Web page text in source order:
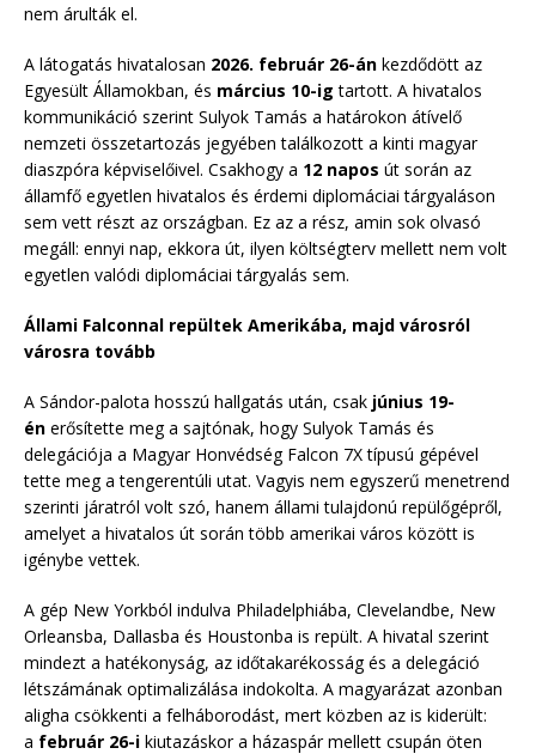
nem árulták el.
A látogatás hivatalosan 2026. február 26-án kezdődött az
Egyesült Államokban, és március 10-ig tartott. A hivatalos
kommunikáció szerint Sulyok Tamás a határokon átívelő
nemzeti összetartozás jegyében találkozott a kinti magyar
diaszpóra képviselőivel. Csakhogy a 12 napos út során az
államfő egyetlen hivatalos és érdemi diplomáciai tárgyaláson
sem vett részt az országban. Ez az a rész, amin sok olvasó
megáll: ennyi nap, ekkora út, ilyen költségterv mellett nem volt
egyetlen valódi diplomáciai tárgyalás sem.
Állami Falconnal repültek Amerikába, majd városról
városra tovább
A Sándor-palota hosszú hallgatás után, csak június 19-
én erősítette meg a sajtónak, hogy Sulyok Tamás és
delegációja a Magyar Honvédség Falcon 7X típusú gépével
tette meg a tengerentúli utat. Vagyis nem egyszerű menetrend
szerinti járatról volt szó, hanem állami tulajdonú repülőgépről,
amelyet a hivatalos út során több amerikai város között is
igénybe vettek.
A gép New Yorkból indulva Philadelphiába, Clevelandbe, New
Orleansba, Dallasba és Houstonba is repült. A hivatal szerint
mindezt a hatékonyság, az időtakarékosság és a delegáció
létszámának optimalizálása indokolta. A magyarázat azonban
aligha csökkenti a felháborodást, mert közben az is kiderült:
a február 26-i kiutazáskor a házaspár mellett csupán öten